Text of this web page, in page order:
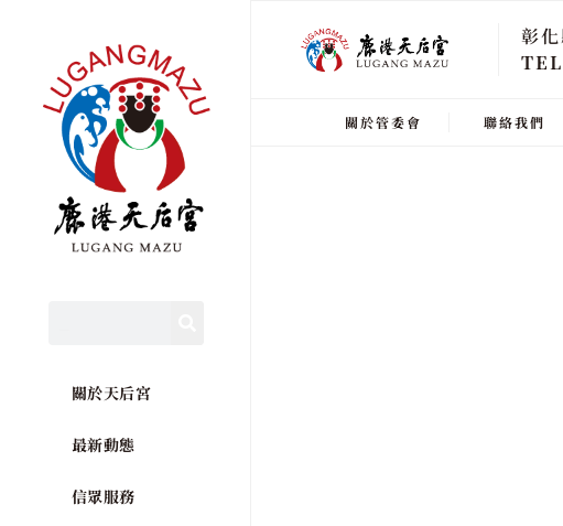
關於天后宮
最新動態
信眾服務
彰
關於管委會 聯絡我們